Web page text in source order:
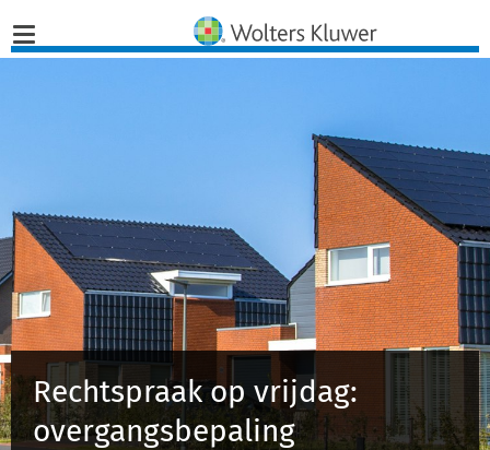
Opinies
Infographics
Producten
Opleidingen
Rechtspraak op vrijdag:
overgangsbepaling